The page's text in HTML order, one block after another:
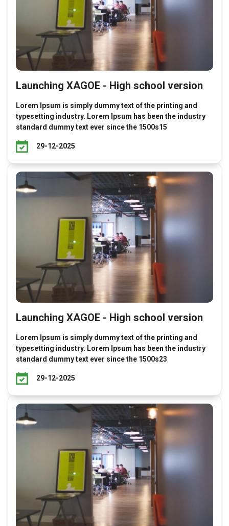
Launching XAGOE - High school version
Lorem Ipsum is simply dummy text of the printing and
typesetting industry. Lorem Ipsum has been the industry
standard dummy text ever since the 1500s15
29-12-2025
Launching XAGOE - High school version
Lorem Ipsum is simply dummy text of the printing and
typesetting industry. Lorem Ipsum has been the industry
standard dummy text ever since the 1500s23
29-12-2025